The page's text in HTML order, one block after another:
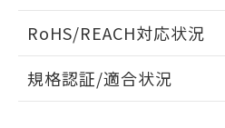
ドすることができます。
ログイン/会
RoHS/REACH対応状況
EU RoHS 注意事項・凡例
規格認証/適合状況
欄に対応日を記載してお
既に当社にて対応品へ
していることから、特段
り、2022年1月12日より
す。